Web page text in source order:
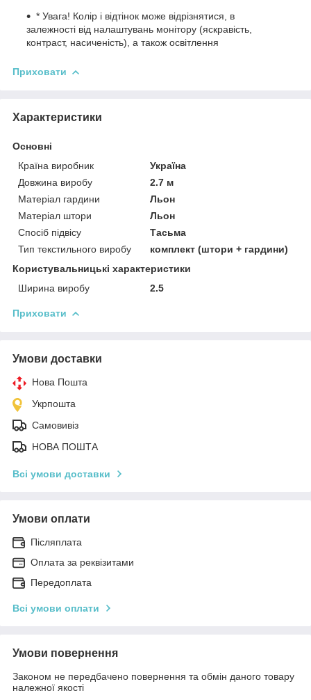
* Увага! Колір і відтінок може відрізнятися, в
залежності від налаштувань монітору (яскравість,
контраст, насиченість), а також освітлення
Приховати
Характеристики
Основні
Країна виробник
Україна
Довжина виробу
2.7 м
Матеріал гардини
Льон
Матеріал штори
Льон
Спосіб підвісу
Тасьма
Тип текстильного виробу
комплект (штори + гардини)
Користувальницькі характеристики
Ширина виробу
2.5
Приховати
Умови доставки
Нова Пошта
Укрпошта
Самовивіз
НОВА ПОШТА
Всі умови доставки
Умови оплати
Післяплата
Оплата за реквізитами
Передоплата
Всі умови оплати
Умови повернення
Законом не передбачено повернення та обмін даного товару
належної якості